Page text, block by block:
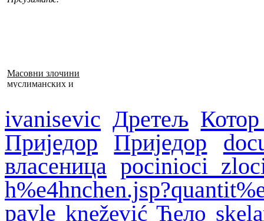
Масовни злочини
муслиманских и
ivanisevic Дретељ
Приједор
Приједор
власеница pocinioci
pavle knežević Ћело